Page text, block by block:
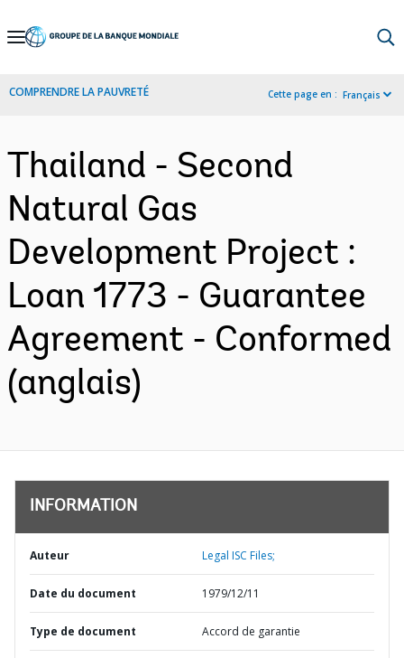
Skip
Navigation
COMPRENDRE LA PAUVRETÉ Cette page en : Français
Thailand - Second
Natural Gas
Development Project :
Loan 1773 - Guarantee
Agreement - Conformed
(anglais)
INFORMATION
Auteur Legal ISC Files;
Date du document 1979/12/11
Type de document Accord de garantie